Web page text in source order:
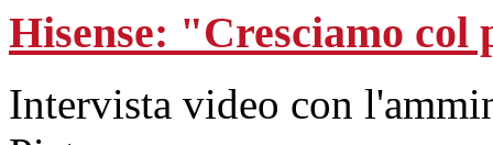
Hisense: "Cresciamo col
Intervista video con